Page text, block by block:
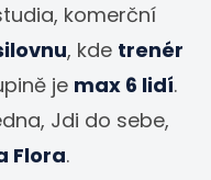
komerční
, kde trenér
je max 6 lidí.
Jdi do sebe,
Flora.